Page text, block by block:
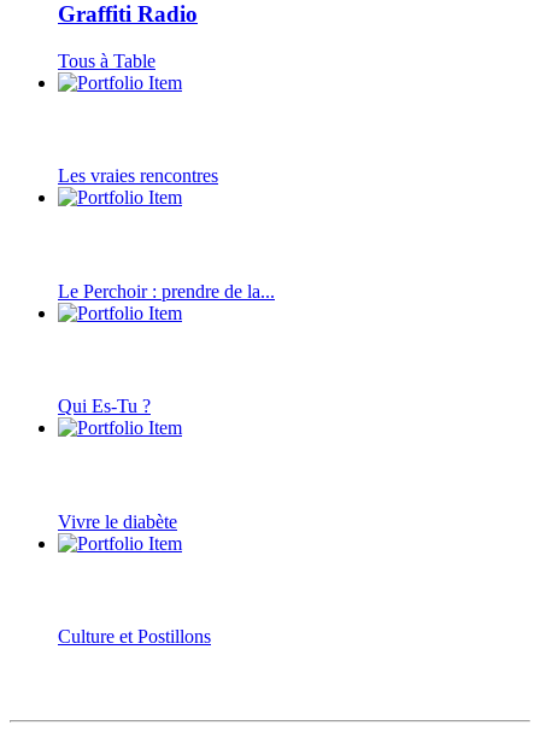
Graffiti Radio
Tous à Table
Les vraies rencontres
Le Perchoir : prendre de la...
Qui Es-Tu ?
Vivre le diabète
Culture et Postillons